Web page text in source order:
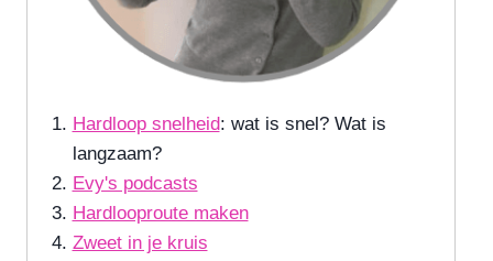
Hardloop snelheid: wat is snel? Wat is
langzaam?
Evy's podcasts
Hardlooproute maken
Zweet in je kruis